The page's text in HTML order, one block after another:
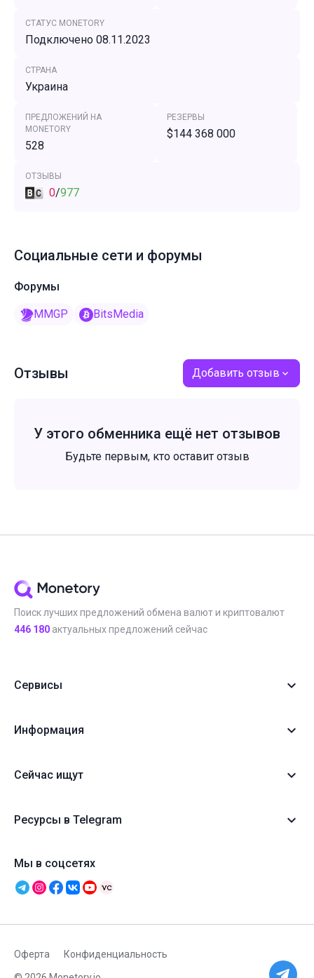
СТАТУС MONETORY
Подключено 08.11.2023
СТРАНА
Украина
ПРЕДЛОЖЕНИЙ НА
MONETORY
528
РЕЗЕРВЫ
$144 368 000
ОТЗЫВЫ
0/977
Социальные сети и форумы
Форумы
MMGP BitsMedia
Отзывы Добавить отзыв
У этого обменника ещё нет отзывов
Будьте первым, кто оставит отзыв
Поиск лучших предложений обмена валют и криптовалют
446 180 актуальных предложений сейчас
Сервисы
Информация
Сейчас ищут
Ресурсы в Telegram
Мы в соцсетях
Оферта Конфиденциальность